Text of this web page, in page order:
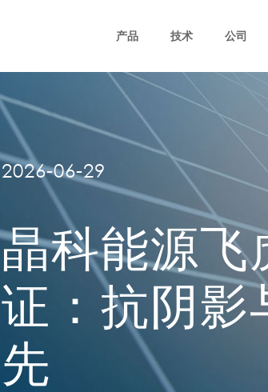
产品 技术 公司
2026-06-29
晶科能源飞
证：抗阴影
先